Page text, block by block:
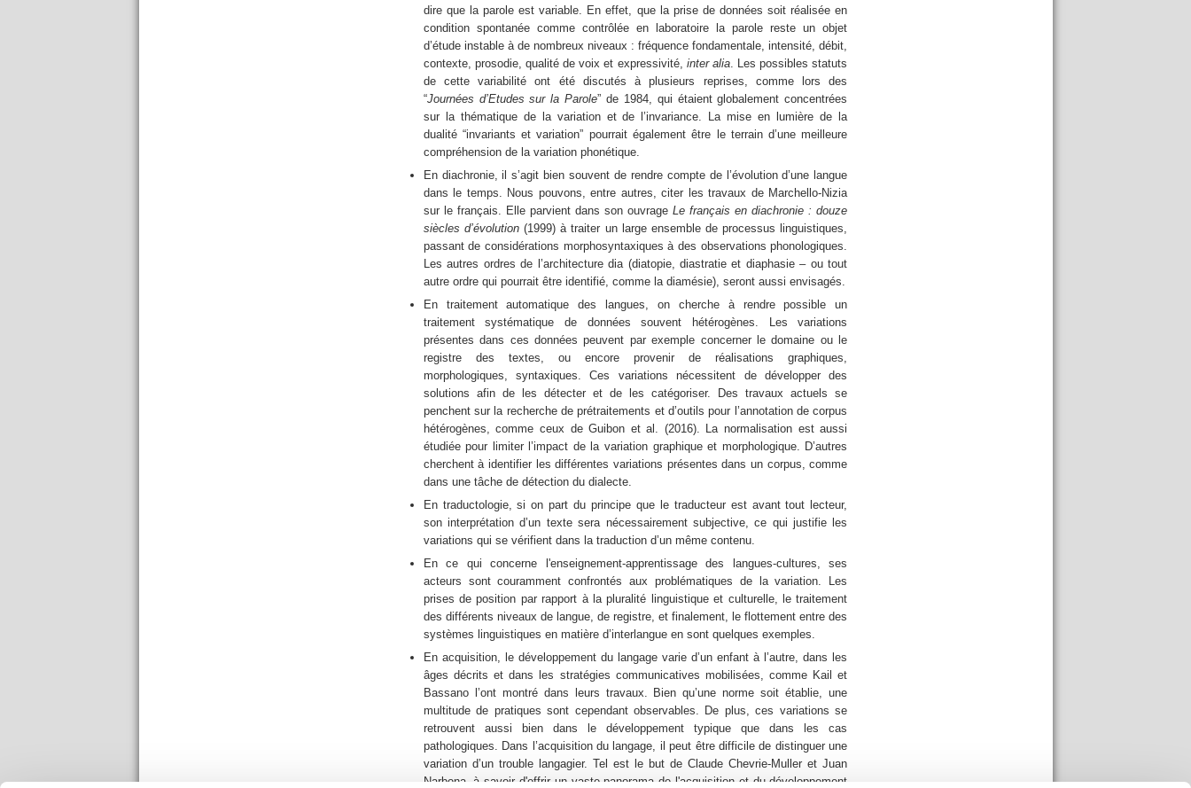
dire que la parole est variable. En effet, que la prise de données soit réalisée en
condition spontanée comme contrôlée en laboratoire la parole reste un objet
d’étude instable à de nombreux niveaux : fréquence fondamentale, intensité, débit,
contexte, prosodie, qualité de voix et expressivité, inter alia. Les possibles statuts
de cette variabilité ont été discutés à plusieurs reprises, comme lors des
“Journées d’Etudes sur la Parole” de 1984, qui étaient globalement concentrées
sur la thématique de la variation et de l’invariance. La mise en lumière de la
dualité “invariants et variation” pourrait également être le terrain d’une meilleure
compréhension de la variation phonétique.
En diachronie, il s’agit bien souvent de rendre compte de l’évolution d’une langue
dans le temps. Nous pouvons, entre autres, citer les travaux de Marchello-Nizia
sur le français. Elle parvient dans son ouvrageLe français en diachronie : douze
siècles d’évolution(1999) à traiter un large ensemble de processus linguistiques,
passant de considérations morphosyntaxiques à des observations phonologiques.
Les autres ordres de l’architecture dia (diatopie, diastratie et diaphasie – ou tout
autre ordre qui pourrait être identifié, comme la diamésie), seront aussi envisagés.
En traitement automatique des langues, on cherche à rendre possible un
traitement systématique de données souvent hétérogènes. Les variations
présentes dans ces données peuvent par exemple concerner le domaine ou le
registre des textes, ou encore provenir de réalisations graphiques,
morphologiques, syntaxiques. Ces variations nécessitent de développer des
solutions afin de les détecter et de les catégoriser. Des travaux actuels se
penchent sur la recherche de prétraitements et d’outils pour l’annotation de corpus
hétérogènes, comme ceux de Guibon et al. (2016). La normalisation est aussi
étudiée pour limiter l’impact de la variation graphique et morphologique. D’autres
cherchent à identifier les différentes variations présentes dans un corpus, comme
dans une tâche de détection du dialecte.
En traductologie, si on part du principe que le traducteur est avant tout lecteur,
son interprétation d’un texte sera nécessairement subjective, ce qui justifie les
variations qui se vérifient dans la traduction d’un même contenu.
En ce qui concerne l'enseignement-apprentissage des langues-cultures, ses
acteurs sont couramment confrontés aux problématiques de la variation. Les
prises de position par rapport à la pluralité linguistique et culturelle, le traitement
des différents niveaux de langue, de registre, et finalement, le flottement entre des
systèmes linguistiques en matière d’interlangue en sont quelques exemples.
En acquisition, le développement du langage varie d’un enfant à l’autre, dans les
âges décrits et dans les stratégies communicatives mobilisées, comme Kail et
Bassano l’ont montré dans leurs travaux. Bien qu’une norme soit établie, une
multitude de pratiques sont cependant observables. De plus, ces variations se
retrouvent aussi bien dans le développement typique que dans les cas
pathologiques. Dans l’acquisition du langage, il peut être difficile de distinguer une
variation d’un trouble langagier. Tel est le but de Claude Chevrie-Muller et Juan
Narbona, à savoir d'offrir un vaste panorama de l'acquisition et du développement